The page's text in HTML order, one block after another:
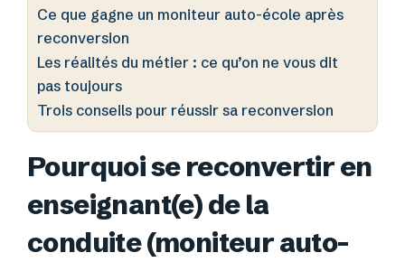
Ce que gagne un moniteur auto-école après
reconversion
Les réalités du métier : ce qu’on ne vous dit
pas toujours
Trois conseils pour réussir sa reconversion
Pourquoi se reconvertir en
enseignant(e) de la
conduite (moniteur auto-